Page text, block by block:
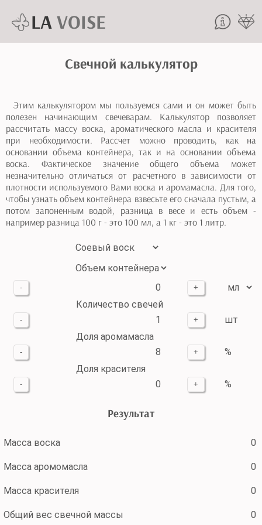
LA VOISE
Свечной калькулятор
Этим калькулятором мы пользуемся сами и он может быть
полезен начинающим свечеварам. Калькулятор позволяет
рассчитать массу воска, ароматического масла и красителя
при необходимости. Рассчет можно проводить, как на
основании объема контейнера, так и на основании объема
воска. Фактическое значение общего объема может
незначительно отличаться от расчетного в зависимости от
плотности используемого Вами воска и аромамасла. Для того,
чтобы узнать объем контейнера взвесьте его сначала пустым, а
потом запоненным водой, разница в весе и есть объем -
например разница 100 г - это 100 мл, а 1 кг - это 1 литр.
- +
Количество свечей
- +
шт
Доля аромамасла
- +
%
Доля красителя
- + %
Результат
Масса воска 0
Масса аромомасла 0
Масса красителя 0
Общий вес свечной массы 0